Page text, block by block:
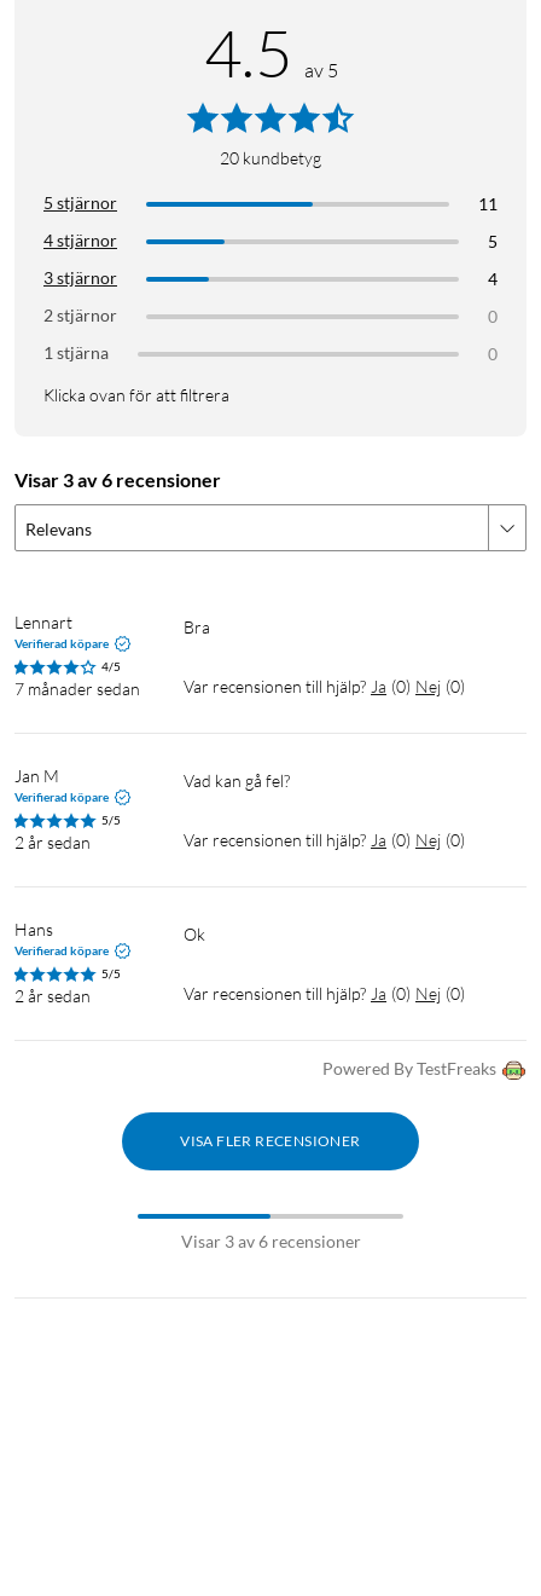
4.5 av 5
20 kundbetyg
5 stjärnor
11
4 stjärnor
5
3 stjärnor
4
2 stjärnor
0
1 stjärna
0
Klicka ovan för att filtrera
Visar 3 av 6 recensioner
Relevans
Lennart
Verifierad köpare
4/5
7 månader sedan
bra
Var recensionen till hjälp? Ja (0) Nej (0)
Jan M
Verifierad köpare
5/5
2 år sedan
Vad kan gå fel?
Var recensionen till hjälp? Ja (0) Nej (0)
Hans
Verifierad köpare
5/5
2 år sedan
ok
Var recensionen till hjälp? Ja (0) Nej (0)
Powered By TestFreaks
VISA FLER RECENSIONER
Visar 3 av 6 recensioner